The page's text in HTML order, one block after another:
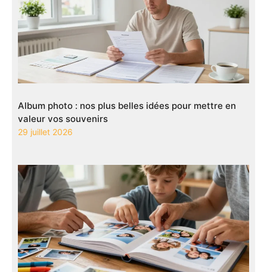
Album photo : nos plus belles idées pour mettre en
valeur vos souvenirs
29 juillet 2026